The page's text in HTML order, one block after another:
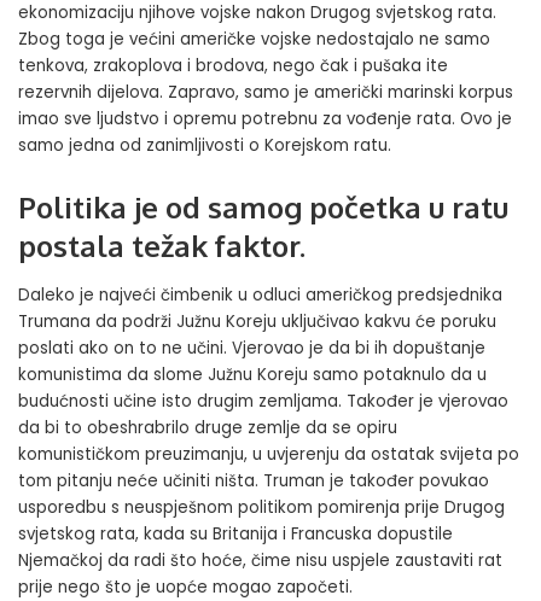
ekonomizaciju njihove vojske nakon Drugog svjetskog rata.
Zbog toga je većini američke vojske nedostajalo ne samo
tenkova, zrakoplova i brodova, nego čak i pušaka ite
rezervnih dijelova. Zapravo, samo je američki marinski korpus
imao sve ljudstvo i opremu potrebnu za vođenje rata. Ovo je
samo jedna od zanimljivosti o Korejskom ratu.
Politika je od samog početka u ratu
postala težak faktor.
Daleko je najveći čimbenik u odluci američkog predsjednika
Trumana da podrži Južnu Koreju uključivao kakvu će poruku
poslati ako on to ne učini. Vjerovao je da bi ih dopuštanje
komunistima da slome Južnu Koreju samo potaknulo da u
budućnosti učine isto drugim zemljama. Također je vjerovao
da bi to obeshrabrilo druge zemlje da se opiru
komunističkom preuzimanju, u uvjerenju da ostatak svijeta po
tom pitanju neće učiniti ništa. Truman je također povukao
usporedbu s neuspješnom politikom pomirenja prije Drugog
svjetskog rata, kada su Britanija i Francuska dopustile
Njemačkoj da radi što hoće, čime nisu uspjele zaustaviti rat
prije nego što je uopće mogao započeti.